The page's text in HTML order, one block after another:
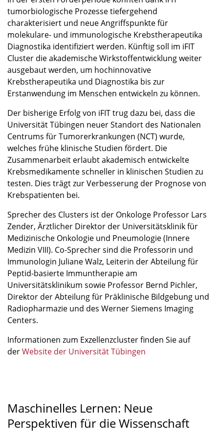
tumorbiologische Prozesse tiefergehend
charakterisiert und neue Angriffspunkte für
molekulare- und immunologische Krebstherapeutika
Diagnostika identifiziert werden. Künftig soll im iFIT
Cluster die akademische Wirkstoffentwicklung weiter
ausgebaut werden, um hochinnovative
Krebstherapeutika und Diagnostika bis zur
Erstanwendung im Menschen entwickeln zu können.
Der bisherige Erfolg von iFIT trug dazu bei, dass die
Universität Tübingen neuer Standort des Nationalen
Centrums für Tumorerkrankungen (NCT) wurde,
welches frühe klinische Studien fördert. Die
Zusammenarbeit erlaubt akademisch entwickelte
Krebsmedikamente schneller in klinischen Studien zu
testen. Dies trägt zur Verbesserung der Prognose von
Krebspatienten bei.
Sprecher des Clusters ist der Onkologe Professor Lars
Zender, Ärztlicher Direktor der Universitätsklinik für
Medizinische Onkologie und Pneumologie (Innere
Medizin VIII). Co-Sprecher sind die Professorin und
Immunologin Juliane Walz, Leiterin der Abteilung für
Peptid-basierte Immuntherapie am
Universitätsklinikum sowie Professor Bernd Pichler,
Direktor der Abteilung für Präklinische Bildgebung und
Radiopharmazie und des Werner Siemens Imaging
Centers.
Informationen zum Exzellenzcluster finden Sie auf
derWebsite der Universität Tübingen
Maschinelles Lernen: Neue
Perspektiven für die Wissenschaft